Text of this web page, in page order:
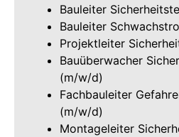
Bauleiter
Bauleiter
Projektleiter
Bauüberwacher
(m/w/d)
Fachbauleiter
(m/w/d)
Montageleiter